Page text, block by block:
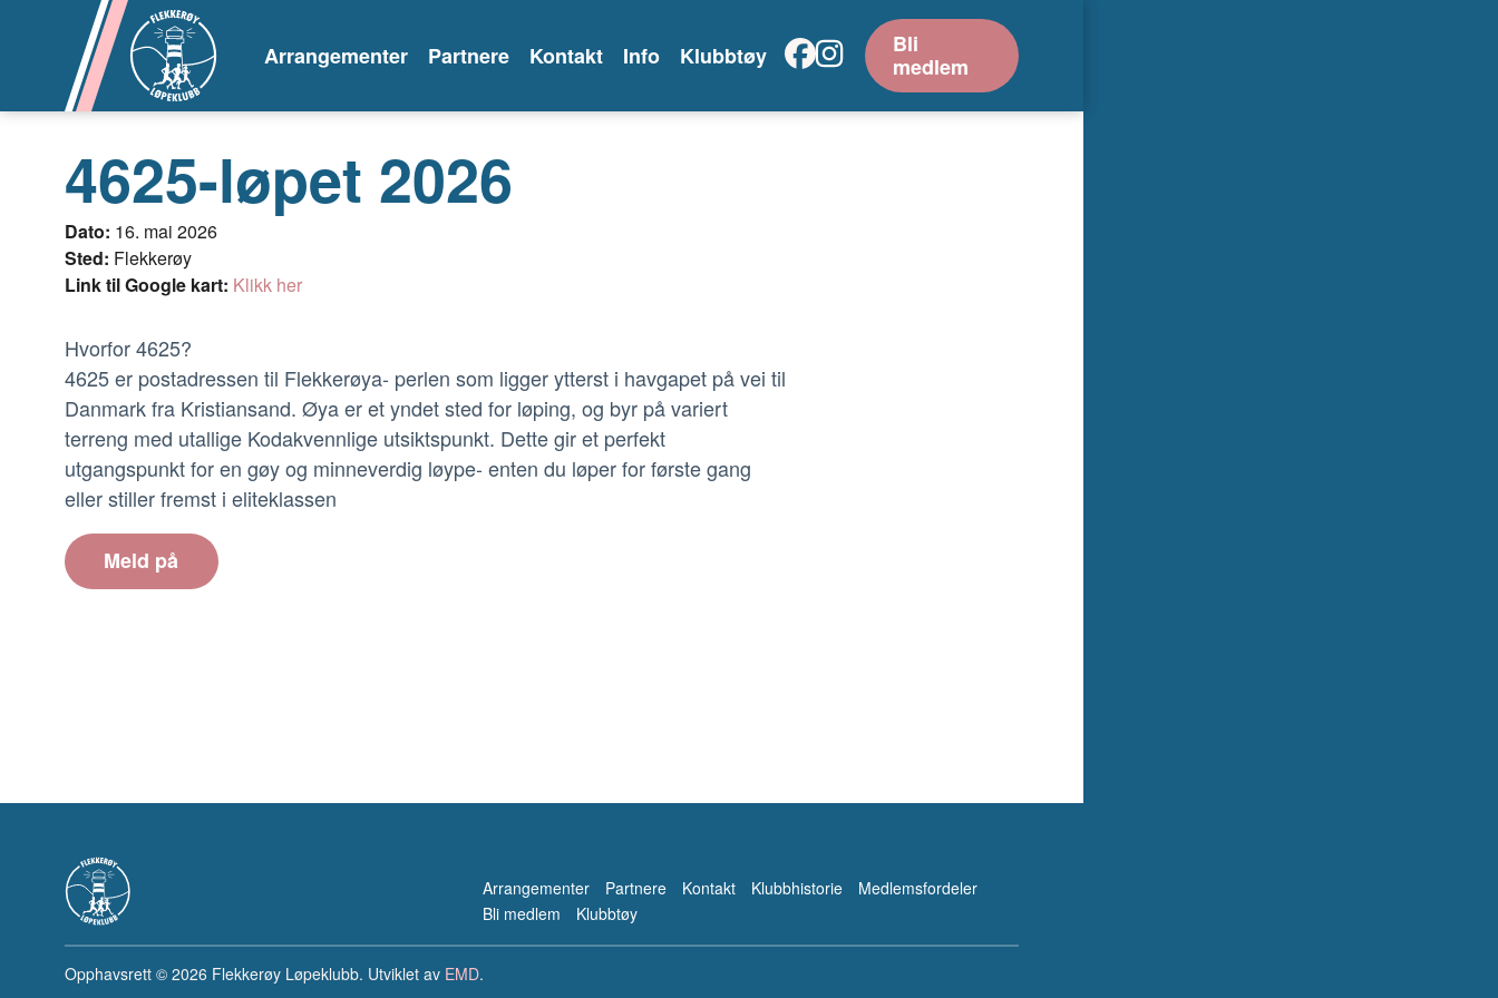
Arrangementer Partnere Kontakt Info Klubbtøy
Bli
medlem
4625-løpet 2026
Dato: 16. mai 2026
Sted: Flekkerøy
Link til Google kart: Klikk her
Hvorfor 4625?
4625 er postadressen til Flekkerøya- perlen som ligger ytterst i havgapet på vei til
Danmark fra Kristiansand. Øya er et yndet sted for løping, og byr på variert
terreng med utallige Kodakvennlige utsiktspunkt. Dette gir et perfekt
utgangspunkt for en gøy og minneverdig løype- enten du løper for første gang
eller stiller fremst i eliteklassen
Meld på
Arrangementer Partnere Kontakt Klubbhistorie
Medlemsfordeler
Bli medlem
Klubbtøy
Opphavsrett © 2026 Flekkerøy Løpeklubb. Utviklet av EMD.